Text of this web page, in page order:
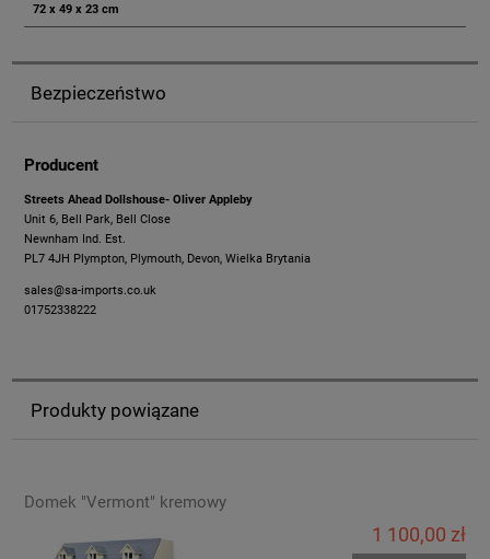
72 x 49 x 23 cm
Bezpieczeństwo
Producent
Streets Ahead Dollshouse- Oliver Appleby
Unit 6, Bell Park, Bell Close
Newnham Ind. Est.
PL7 4JH Plympton, Plymouth, Devon, Wielka Brytania
sales@sa-imports.co.uk
01752338222
Produkty powiązane
Domek "Vermont" kremowy
1 100,00 zł